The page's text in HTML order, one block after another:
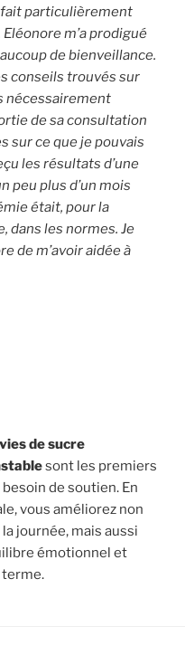
fait particulièrement
m’a prodigué
de bienveillance.
conseils trouvés sur
nécessairement
de sa consultation
sur ce que je pouvais
les résultats d’une
peu plus d’un mois
était, pour la
dans les normes. Je
de m’avoir aidée à
de sucre
sont les premiers
de soutien. En
vous améliorez non
journée, mais aussi
émotionnel et
terme.